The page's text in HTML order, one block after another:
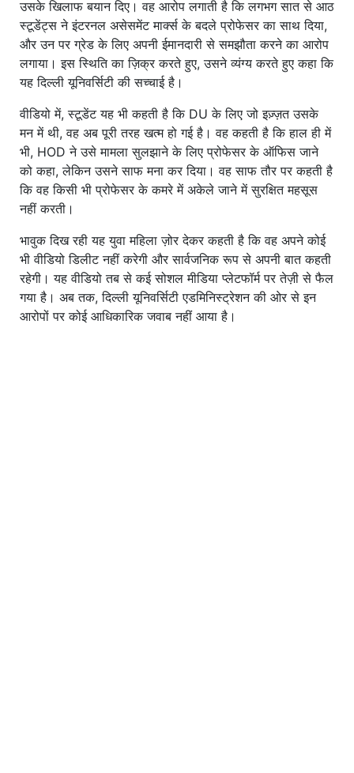
उसके खिलाफ बयान दिए। वह आरोप लगाती है कि लगभग सात से आठ
स्टूडेंट्स ने इंटरनल असेसमेंट मार्क्स के बदले प्रोफेसर का साथ दिया,
और उन पर ग्रेड के लिए अपनी ईमानदारी से समझौता करने का आरोप
लगाया। इस स्थिति का ज़िक्र करते हुए, उसने व्यंग्य करते हुए कहा कि
यह दिल्ली यूनिवर्सिटी की सच्चाई है।
वीडियो में, स्टूडेंट यह भी कहती है कि DU के लिए जो इज़्ज़त उसके
मन में थी, वह अब पूरी तरह खत्म हो गई है। वह कहती है कि हाल ही में
भी, HOD ने उसे मामला सुलझाने के लिए प्रोफेसर के ऑफिस जाने
को कहा, लेकिन उसने साफ मना कर दिया। वह साफ तौर पर कहती है
कि वह किसी भी प्रोफेसर के कमरे में अकेले जाने में सुरक्षित महसूस
नहीं करती।
भावुक दिख रही यह युवा महिला ज़ोर देकर कहती है कि वह अपने कोई
भी वीडियो डिलीट नहीं करेगी और सार्वजनिक रूप से अपनी बात कहती
रहेगी। यह वीडियो तब से कई सोशल मीडिया प्लेटफॉर्म पर तेज़ी से फैल
गया है। अब तक, दिल्ली यूनिवर्सिटी एडमिनिस्ट्रेशन की ओर से इन
आरोपों पर कोई आधिकारिक जवाब नहीं आया है।